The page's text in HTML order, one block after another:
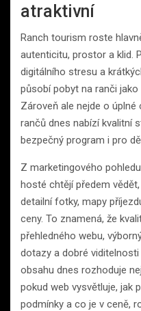
atraktivní
Ranch tourism roste
autenticitu, prostor a klid.
digitálního stresu a
působí pobyt na ranči
Zároveň ale nejde o
rančů dnes nabízí kvalitní
bezpečný program i pro
Z marketingového
hosté chtějí předem
detailní fotky, mapy
ceny. To znamená, že
přehledného webu,
dotazy a dobré
obsahu dnes rozhoduje
pokud web vysvětluje, jak
podmínky a co je v ceně,